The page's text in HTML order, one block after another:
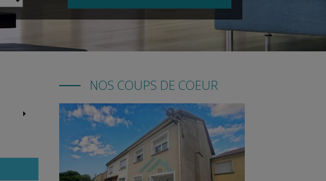
NOS COUPS DE COEUR